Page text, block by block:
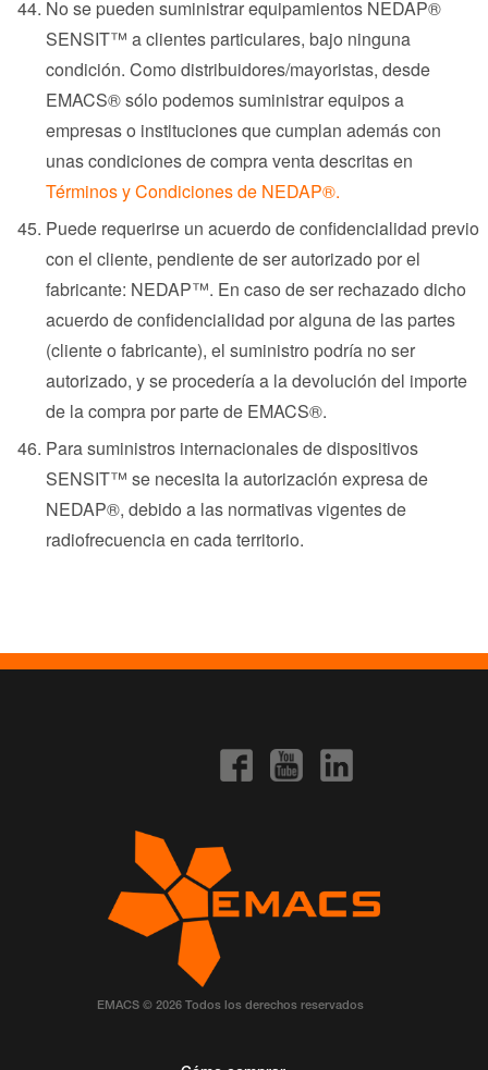
No se pueden suministrar equipamientos NEDAP®
SENSIT™ a clientes particulares, bajo ninguna
condición. Como distribuidores/mayoristas, desde
EMACS® sólo podemos suministrar equipos a
empresas o instituciones que cumplan además con
unas condiciones de compra venta descritas en
Términos y Condiciones de NEDAP®.
Puede requerirse un acuerdo de confidencialidad previo
con el cliente, pendiente de ser autorizado por el
fabricante: NEDAP™. En caso de ser rechazado dicho
acuerdo de confidencialidad por alguna de las partes
(cliente o fabricante), el suministro podría no ser
autorizado, y se procedería a la devolución del importe
de la compra por parte de EMACS®.
Para suministros internacionales de dispositivos
SENSIT™ se necesita la autorización expresa de
NEDAP®, debido a las normativas vigentes de
radiofrecuencia en cada territorio.
EMACS © 2026 Todos los derechos reservados